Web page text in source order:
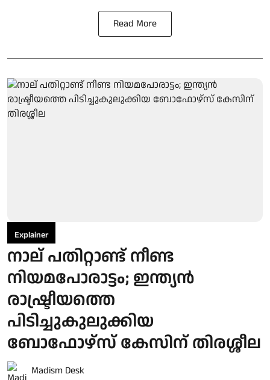
Read More
Explainer
നാല് പതിറ്റാണ്ട് നീണ്ട
നിയമപോരാട്ടം; ഇന്ത്യൻ
രാഷ്ട്രീയത്തെ
പിടിച്ചുകുലുക്കിയ
ബോഫോഴ്സ് കേസിന് തിരശ്ശീല
Madism Desk